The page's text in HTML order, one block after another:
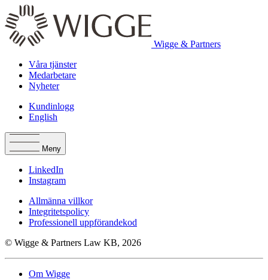
Wigge & Partners
Våra tjänster
Medarbetare
Nyheter
Kundinlogg
English
Meny
LinkedIn
Instagram
Allmänna villkor
Integritetspolicy
Professionell uppförandekod
© Wigge & Partners Law KB, 2026
Om Wigge